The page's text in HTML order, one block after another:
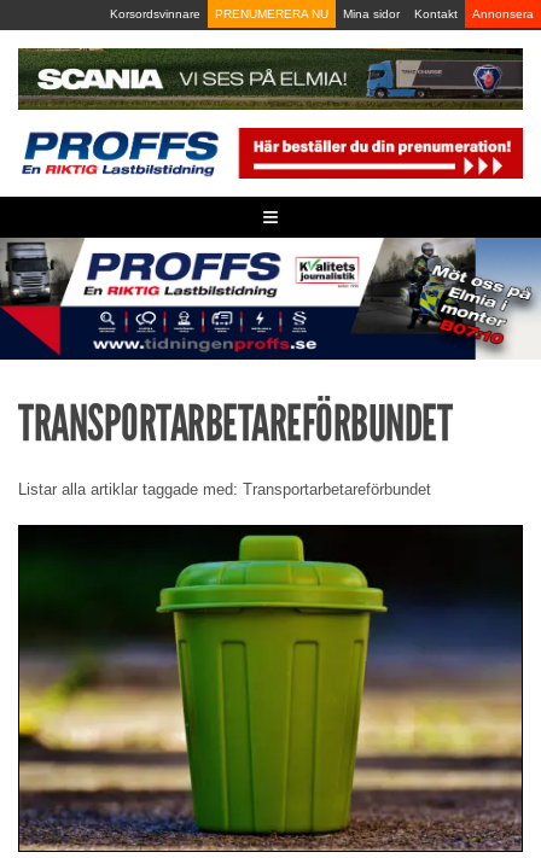
to
content
Korsordsvinnare PRENUMERERA NU Mina sidor Kontakt Annonsera
≡
TRANSPORTARBETAREFÖRBUNDET
Listar alla artiklar taggade med: Transportarbetareförbundet